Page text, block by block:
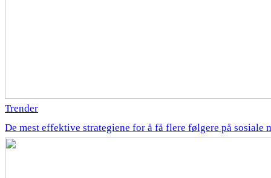
Trender
De mest effektive strategiene for å få flere følgere på sosiale